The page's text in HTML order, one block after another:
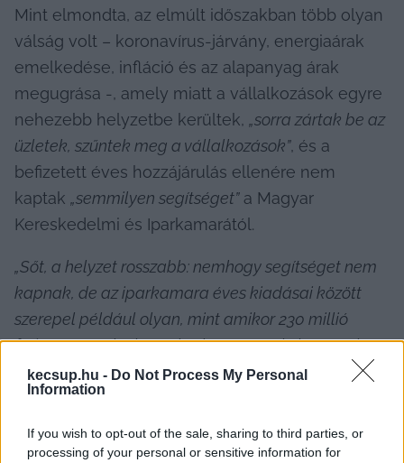
kecsup.hu - Do Not Process My Personal
Information
If you wish to opt-out of the sale, sharing to third parties, or
processing of your personal or sensitive information for
Mint elmondta, az elmúlt időszakban több olyan
válság volt – koronavírus-járvány, energiaárak
emelkedése, infláció és az alapanyag árak
megugrása -, amely miatt a vállalkozások egyre
nehezebb helyzetbe kerültek, „sorra zártak be az
üzletek, szűntek meg a vállalkozások”, és a
befizetett éves hozzájárulás ellenére nem
kaptak „semmilyen segítséget” a Magyar
Kereskedelmi és Iparkamarától.
„Sőt, a helyzet rosszabb: nemhogy segítséget nem
kapnak, de az iparkamara éves kiadásai között
szerepel például olyan, mint amikor 230 millió
forintért vettek olyan chatbotot, amely lényegében
pár tíz euróért elérhető éves szinten a piacon”
folytatta Lukács László György. Mint elmondta, a
be a kötelező hozzájárulásokból, ebből jut arra,